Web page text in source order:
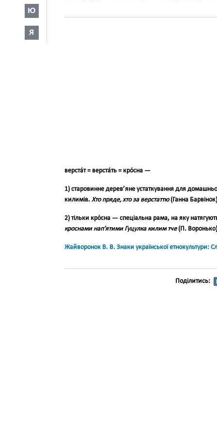
Ю
Я
верста́т = верста́ть = кро́сна —
1) старовинне дерев’яне устатку­вання для
килимів. Хто пряде, хто за верстаттю(Ганна
2) тіль­ки кро́сна — спеціальна рама, на яку
кроснами на­п’ятими Гуцулка килим тче(П.
Жайворонок В. В. Знаки української етнокультури:
Поділитись: